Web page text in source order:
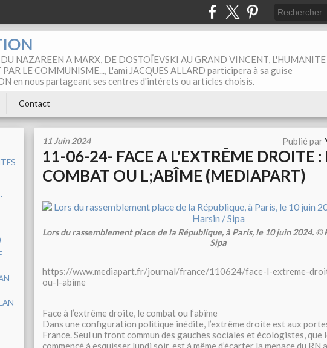
NAZAREEN A MARX, DE DOSTOÏEVSKI AU GRAND VINCENT, L'HUMANITE
PAR LE COMMUNISME..., L'ami JACQUES ALLARD participera à sa guise
en nous partageant ses centres d'intérets ou articles choisis.
Contact
11 Juin 2024 Publié par
11-06-24- FACE A L'EXTRÊME DROITE :
COMBAT OU L;ABÎME (MEDIAPART)
Lors du rassemblement place de la République, à Paris, le 10 juin 2024. ©
Sipa
https://www.mediapart.fr/journal/france/110624/face-l-extreme-
ou-l-abime
Face à l’extrême droite, le combat ou l’abîme
Dans une configuration politique inédite, l’extrême droite est aux
France. Seul un front commun des gauches sociales et écologistes,
commencé à esquisser lundi soir, est à même d’écarter la menace du